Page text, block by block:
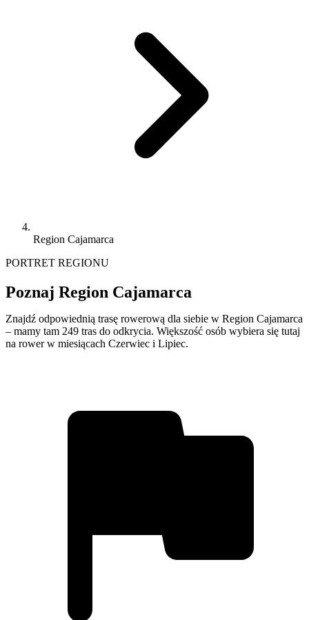
Region Cajamarca
PORTRET REGIONU
Poznaj Region Cajamarca
Znajdź odpowiednią trasę rowerową dla siebie w Region Cajamarca
– mamy tam 249 tras do odkrycia. Większość osób wybiera się tutaj
na rower w miesiącach Czerwiec i Lipiec.